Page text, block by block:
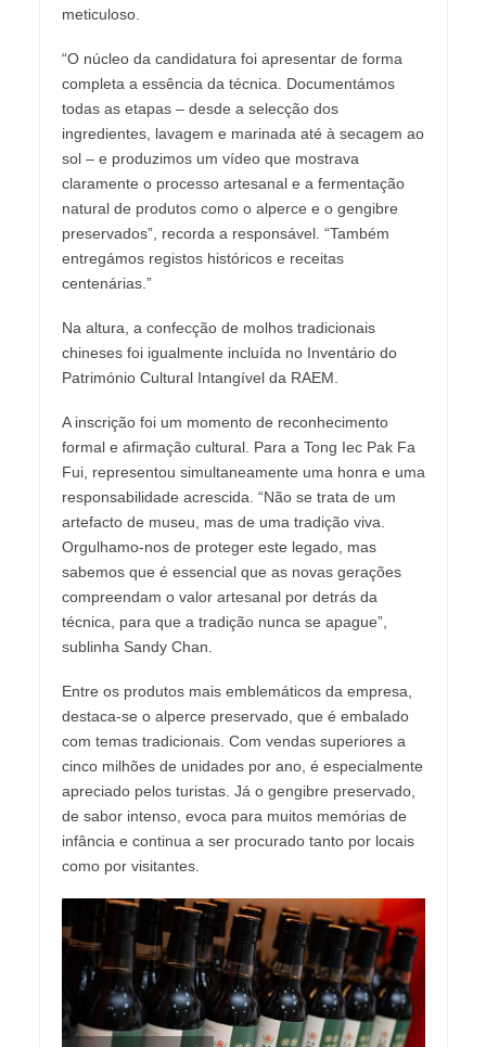
meticuloso.
“O núcleo da candidatura foi apresentar de forma
completa a essência da técnica. Documentámos
todas as etapas – desde a selecção dos
ingredientes, lavagem e marinada até à secagem ao
sol – e produzimos um vídeo que mostrava
claramente o processo artesanal e a fermentação
natural de produtos como o alperce e o gengibre
preservados”, recorda a responsável. “Também
entregámos registos históricos e receitas
centenárias.”
Na altura, a confecção de molhos tradicionais
chineses foi igualmente incluída no Inventário do
Património Cultural Intangível da RAEM.
A inscrição foi um momento de reconhecimento
formal e afirmação cultural. Para a Tong Iec Pak Fa
Fui, representou simultaneamente uma honra e uma
responsabilidade acrescida. “Não se trata de um
artefacto de museu, mas de uma tradição viva.
Orgulhamo-nos de proteger este legado, mas
sabemos que é essencial que as novas gerações
compreendam o valor artesanal por detrás da
técnica, para que a tradição nunca se apague”,
sublinha Sandy Chan.
Entre os produtos mais emblemáticos da empresa,
destaca-se o alperce preservado, que é embalado
com temas tradicionais. Com vendas superiores a
cinco milhões de unidades por ano, é especialmente
apreciado pelos turistas. Já o gengibre preservado,
de sabor intenso, evoca para muitos memórias de
infância e continua a ser procurado tanto por locais
como por visitantes.